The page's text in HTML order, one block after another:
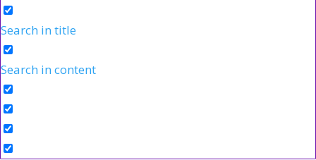
Search in title
Search in content